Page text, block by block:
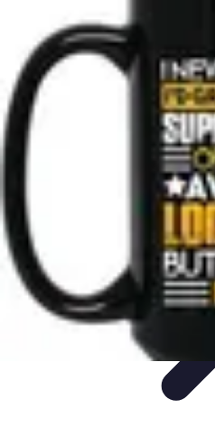
Conseils pratiquesChoisir un serrurier
serrurier
Conseils et Astuces